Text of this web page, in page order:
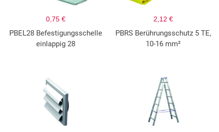
0,75 €
PBEL28 Befestigungsschelle
einlappig 28
2,12 €
PBRS Berührungsschutz 5 TE,
10-16 mm²